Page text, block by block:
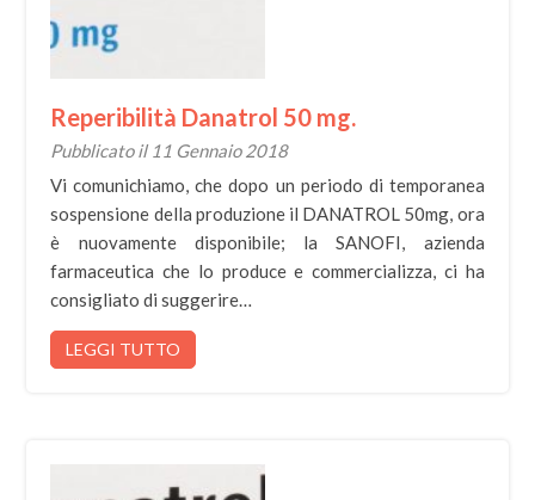
Reperibilità Danatrol 50 mg.
Pubblicato il 11 Gennaio 2018
Vi comunichiamo, che dopo un periodo di temporanea
sospensione della produzione il DANATROL 50mg, ora
è nuovamente disponibile; la SANOFI, azienda
farmaceutica che lo produce e commercializza, ci ha
consigliato di suggerire…
LEGGI TUTTO